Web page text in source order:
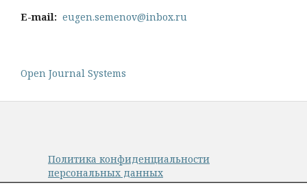
E-mail: eugen.semenov@inbox.ru
Open Journal Systems
Политика конфиденциальности
персональных данных